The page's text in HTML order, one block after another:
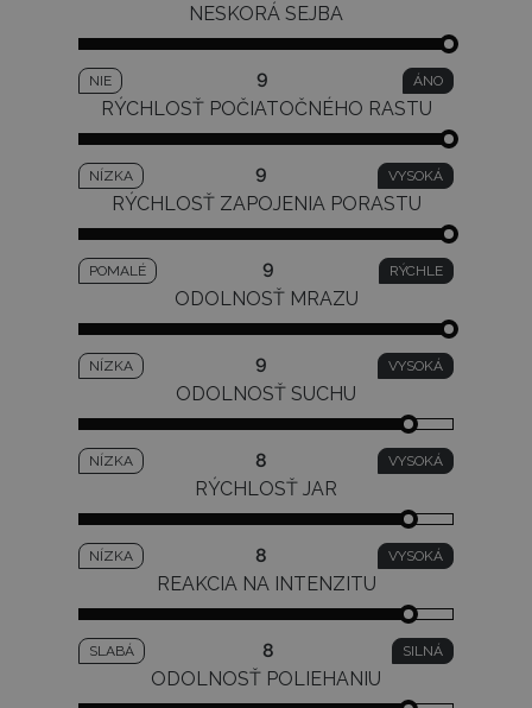
NESKORÁ SEJBA
NIE 9 ÁNO
RÝCHLOSŤ POČIATOČNÉHO RASTU
NÍZKA 9 VYSOKÁ
RÝCHLOSŤ ZAPOJENIA PORASTU
POMALÉ 9 RÝCHLE
ODOLNOSŤ MRAZU
NÍZKA 9 VYSOKÁ
ODOLNOSŤ SUCHU
NÍZKA 8 VYSOKÁ
RÝCHLOSŤ JAR
NÍZKA 8 VYSOKÁ
REAKCIA NA INTENZITU
SLABÁ 8 SILNÁ
ODOLNOSŤ POLIEHANIU